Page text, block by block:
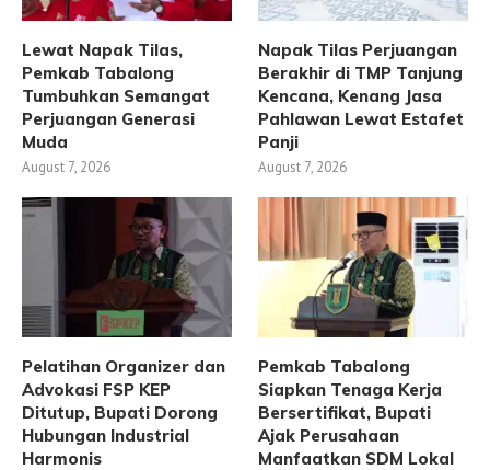
Lewat Napak Tilas,
Pemkab Tabalong
Tumbuhkan Semangat
Perjuangan Generasi
Muda
August 7, 2026
Napak Tilas Perjuangan
Berakhir di TMP Tanjung
Kencana, Kenang Jasa
Pahlawan Lewat Estafet
Panji
August 7, 2026
Pelatihan Organizer dan
Advokasi FSP KEP
Ditutup, Bupati Dorong
Hubungan Industrial
Harmonis
Pemkab Tabalong
Siapkan Tenaga Kerja
Bersertifikat, Bupati
Ajak Perusahaan
Manfaatkan SDM Lokal